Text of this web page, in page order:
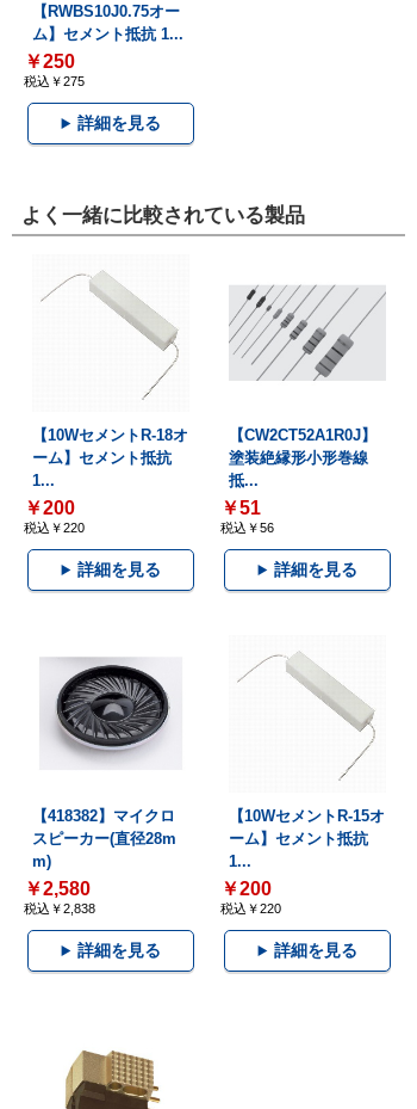
【RWBS10J0.75オー
ム】セメント抵抗 1...
￥250
税込￥275
詳細を見る
よく一緒に比較されている製品
【10WセメントR-18オ
ーム】セメント抵抗
1...
￥200
税込￥220
詳細を見る
【CW2CT52A1R0J】
塗装絶縁形小形巻線
抵...
￥51
税込￥56
詳細を見る
【418382】マイクロ
スピーカー(直径28m
m)
￥2,580
税込￥2,838
詳細を見る
【10WセメントR-15オ
ーム】セメント抵抗
1...
￥200
税込￥220
詳細を見る